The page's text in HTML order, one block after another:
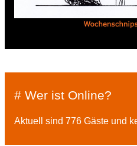
# Wer ist Online?
Aktuell sind 776 Gäste und